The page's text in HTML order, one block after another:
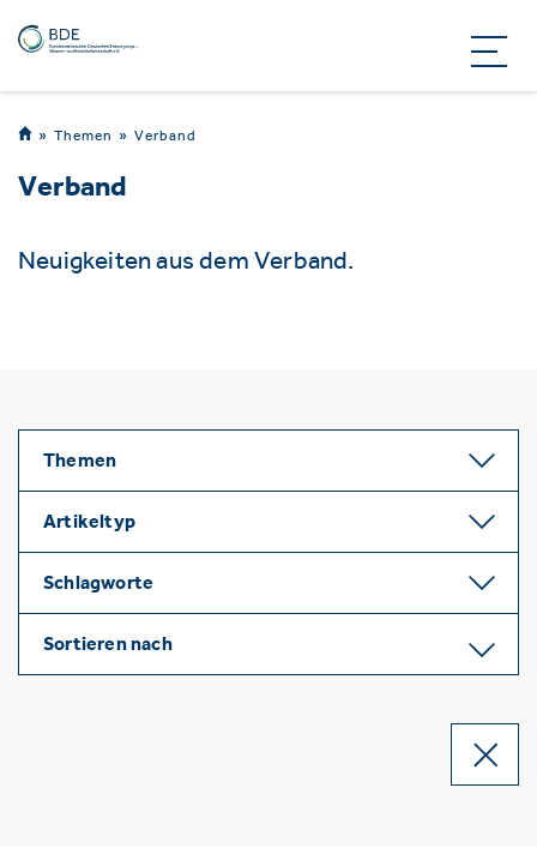
Themen Verband
Verband
Neuigkeiten aus dem Verband.
Themen
Artikeltyp
Schlagworte
Sortieren nach